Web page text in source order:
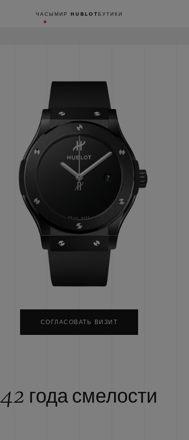
ЧАСЫ МИР HUBLOT БУТИКИ
СОГЛАСОВАТЬ ВИЗИТ
42 года смелости
BIG BANG
PEACH CERAMIC